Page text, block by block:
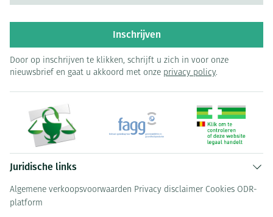
Inschrijven
Door op inschrijven te klikken, schrijft u zich in voor onze
nieuwsbrief en gaat u akkoord met onze privacy policy.
Juridische links
Algemene verkoopsvoorwaarden Privacy disclaimer Cookies ODR-
platform